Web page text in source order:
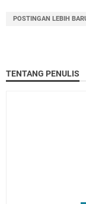
POSTINGAN LEBIH
TENTANG PENULIS